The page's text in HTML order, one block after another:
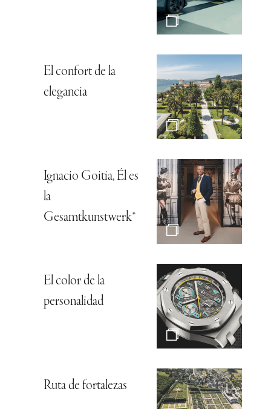
El confort de la
elegancia
Ignacio Goitia, Él es
la
Gesamtkunstwerk*
El color de la
personalidad
Ruta de fortalezas